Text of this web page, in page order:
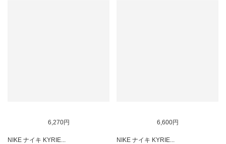
6,270円
NIKE ナイキ KYRIE...
6,600円
NIKE ナイキ KYRIE...